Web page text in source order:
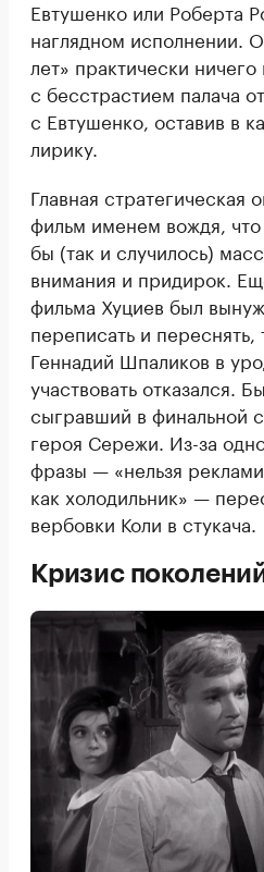
Евтушенко или Роберта
наглядном исполнении.
лет» практически
с бесстрастием палача
с Евтушенко, оставив в
лирику.
Главная стратегическая
фильм именем вождя,
бы (так и случилось)
внимания и придирок.
фильма Хуциев был
переписать и переснять,
Геннадий Шпаликов в
участвовать отказался.
сыгравший в финальной
героя Сережи. Из-за
фразы — «нельзя
как холодильник» —
вербовки Коли в стукача.
Кризис